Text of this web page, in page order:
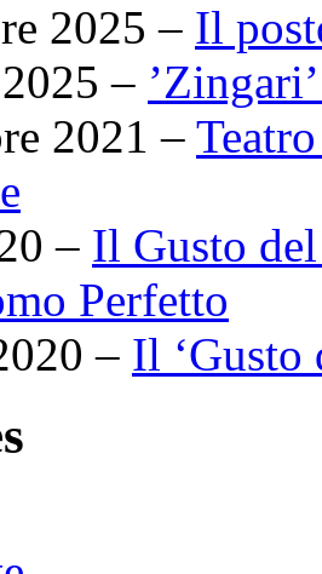
2025 – Il
–
2021 –
– Il Gusto
Perfetto
– Il ‘Gusto